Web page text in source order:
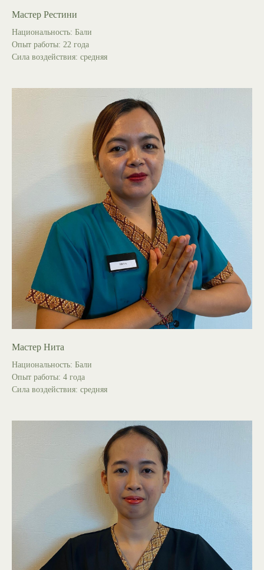
Мастер Рестини
Национальность: Бали
Опыт работы: 22 года
Сила воздействия: средняя
Мастер Нита
Национальность: Бали
Опыт работы: 4 года
Сила воздействия: средняя